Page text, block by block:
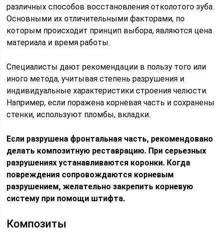
различных способов восстановления отколотого зуба.
Основными их отличительными факторами, по
которым происходит принцип выбора, являются цена
материала и время работы.
Специалисты дают рекомендации в пользу того или
иного метода, учитывая степень разрушения и
индивидуальные характеристики строения челюсти.
Например, если поражена корневая часть и сохранены
стенки, используют пломбы, вкладки.
Если разрушена фронтальная часть, рекомендовано
делать композитную реставрацию. При серьезных
разрушениях устанавливаются коронки. Когда
повреждения сопровождаются корневым
разрушением, желательно закрепить корневую
систему при помощи штифта.
Композиты